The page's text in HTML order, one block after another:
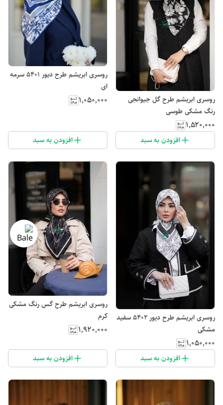
روسری ابریشم طرح گل جیوانجی
رنگ مشکی طوسی
۱٬۵۲۰٬۰۰۰
افزودن به سبد
روسری ابریشم طرح دیور 5401 سرمه
ای
۱٬۰۵۰٬۰۰۰
افزودن به سبد
روسری ابریشم طرح دیور 5402 سفید
مشکی
۱٬۰۵۰٬۰۰۰
افزودن به سبد
روسری ابریشم طرح گس رنگ مشکی
کرم
۱٬۹۲۰٬۰۰۰
افزودن به سبد